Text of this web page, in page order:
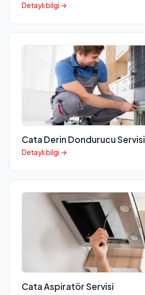
Detaylı bilgi →
Cata Derin Dondurucu Servisi
Detaylı bilgi →
Cata Aspiratör Servisi